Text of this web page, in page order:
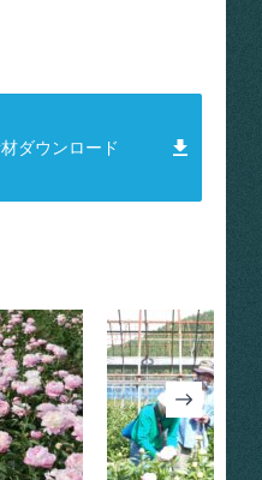
ダウンロード